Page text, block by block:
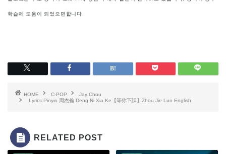
학습에 도움이 되었으면합니다.
HOME C-POP
Jay Chou
Lyrics Pinyin 周杰倫 Deng Ni Xia Ke【等你下課】Zhou Jie Lun English
RELATED POST